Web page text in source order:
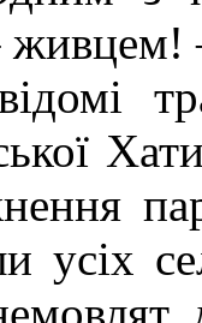
живцем!
усіх